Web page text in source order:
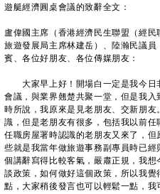
遊艇經濟圓桌會議的致辭全文：
盧偉國主席（香港經濟民生聯盟（經
旅遊發展局主席林建岳）、陸瀚民議
賓、各位好朋友、各位傳媒朋友：
大家早上好！開場白一定是我今日
會議，與業界翹楚共聚一堂，但是我
時所說，我原來是見老朋友、交新朋
識，但是老朋友有很多，包括我以前
任職房屋署時認識的老朋友又來了，
些就是我當年做旅遊事務副專員時已
個講辭寫得比較客氣，嚴肅正規，我
談政策，如何做好這個政策，所以我
點，大家稍後發言也可以輕鬆一點，我